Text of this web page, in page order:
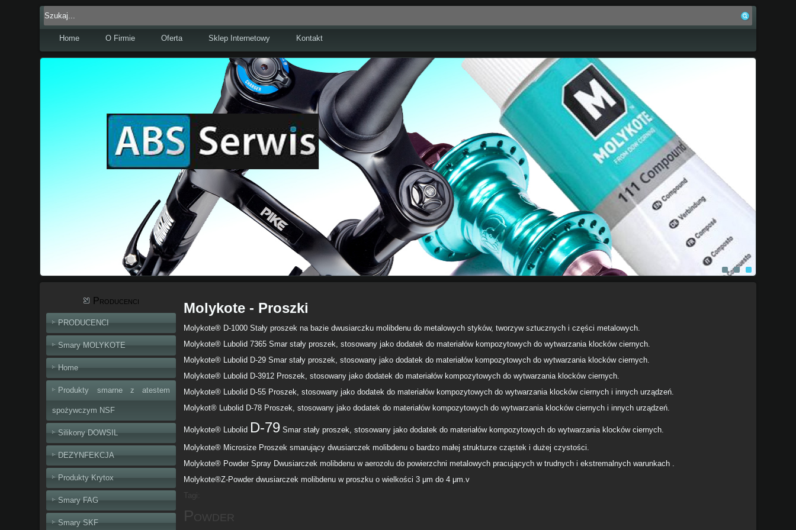
Home O Firmie Oferta Sklep Internetowy Kontakt
Producenci
PRODUCENCI
Smary MOLYKOTE
Home
Produkty smarne z atestem
spożywczym NSF
Silikony DOWSIL
DEZYNFEKCJA
Produkty Krytox
Smary FAG
Smary SKF
Molykote - Proszki
Molykote® D-1000 Stały proszek na bazie dwusiarczku molibdenu do metalowych styków, tworzyw sztucznych i części metalowych.
Molykote® Lubolid 7365 Smar stały proszek, stosowany jako dodatek do materiałów kompozytowych do wytwarzania klocków ciernych.
Molykote® Lubolid D-29 Smar stały proszek, stosowany jako dodatek do materiałów kompozytowych do wytwarzania klocków ciernych.
Molykote® Lubolid D-3912 Proszek, stosowany jako dodatek do materiałów kompozytowych do wytwarzania klocków ciernych.
Molykote® Lubolid D-55 Proszek, stosowany jako dodatek do materiałów kompozytowych do wytwarzania klocków ciernych i innych urządzeń.
Molykot® Lubolid D-78 Proszek, stosowany jako dodatek do materiałów kompozytowych do wytwarzania klocków ciernych i innych urządzeń.
Molykote® Lubolid D-79 Smar stały proszek, stosowany jako dodatek do materiałów kompozytowych do wytwarzania klocków ciernych.
Molykote® Microsize Proszek smarujący dwusiarczek molibdenu o bardzo małej strukturze cząstek i dużej czystości.
Molykote® Powder Spray Dwusiarczek molibdenu w aerozolu do powierzchni metalowych pracujących w trudnych i ekstremalnych warunkach .
Molykote®Z-Powder dwusiarczek molibdenu w proszku o wielkości 3 μm do 4 μm.v
Tagi:
Powder